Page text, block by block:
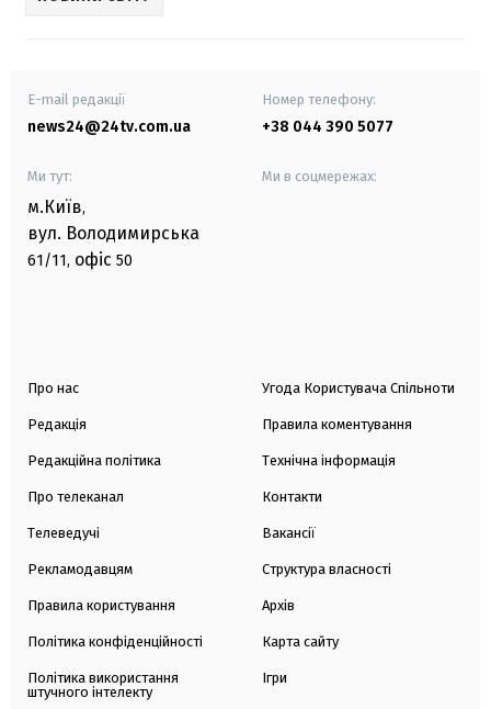
E-mail редакції
news24@24tv.com.ua
Номер телефону:
+38 044 390 5077
Ми тут:
м.Київ,
вул. Володимирська
61/11, офіс 50
Ми в соцмережах:
Про нас
Редакція
Редакційна політика
Про телеканал
Телеведучі
Рекламодавцям
Правила користування
Політика конфіденційності
Політика використання
штучного інтелекту
Угода Користувача Спільноти
Правила коментування
Технічна інформація
Контакти
Вакансії
Структура власності
Архів
Карта сайту
Ігри